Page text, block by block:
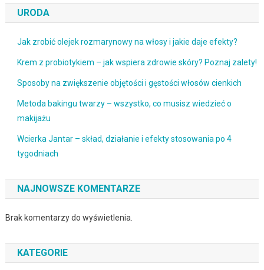
URODA
Jak zrobić olejek rozmarynowy na włosy i jakie daje efekty?
Krem z probiotykiem – jak wspiera zdrowie skóry? Poznaj zalety!
Sposoby na zwiększenie objętości i gęstości włosów cienkich
Metoda bakingu twarzy – wszystko, co musisz wiedzieć o
makijażu
Wcierka Jantar – skład, działanie i efekty stosowania po 4
tygodniach
NAJNOWSZE KOMENTARZE
Brak komentarzy do wyświetlenia.
KATEGORIE